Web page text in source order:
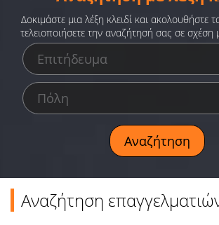
Ειδήσεις
Παιχνίδια
Ραδιόφωνο
Ταινίες
Δοκιμάστε μια λέξη κλειδί και ακολουθήστε
τελειοποιήσετε την αναζήτησή σας σε σχέση
Αναζήτηση